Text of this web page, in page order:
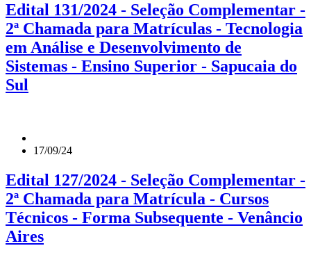
Edital 131/2024 - Seleção Complementar -
2ª Chamada para Matrículas - Tecnologia
em Análise e Desenvolvimento de
Sistemas - Ensino Superior - Sapucaia do
Sul
17/09/24
Edital 127/2024 - Seleção Complementar -
2ª Chamada para Matrícula - Cursos
Técnicos - Forma Subsequente - Venâncio
Aires